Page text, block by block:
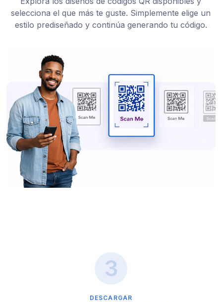
selecciona el que más te guste. Simplemente elige un
estilo prediseñado y continúa generando tu código.
DESCARGAR